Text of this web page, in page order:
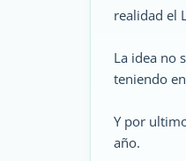
realidad el
La idea no
teniendo
Y por
año.